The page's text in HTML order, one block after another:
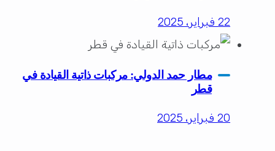
22 فبراير، 2025
مطار حمد الدولي: مركبات ذاتية القيادة في
قطر
20 فبراير، 2025